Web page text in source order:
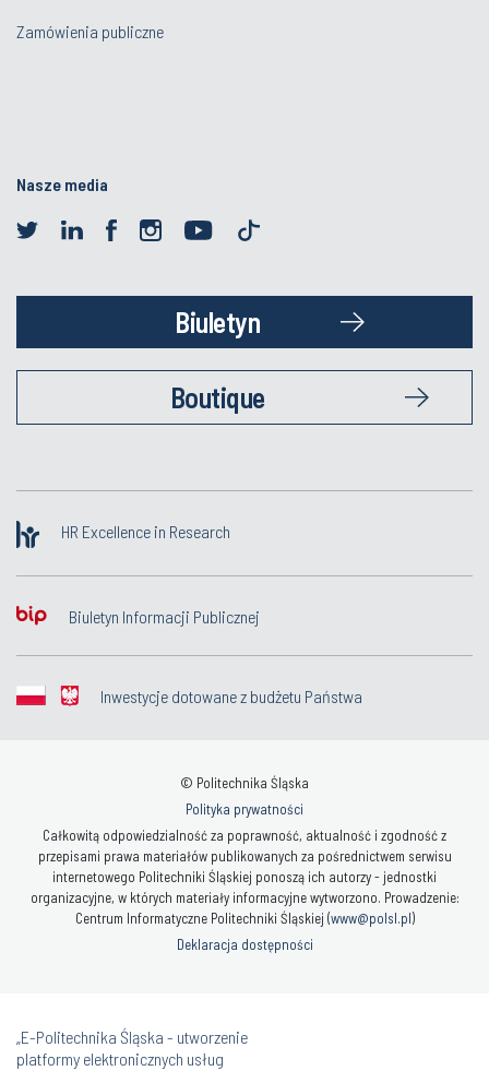
Zamówienia publiczne
Nasze media
Biuletyn
Boutique
HR Excellence in Research
Biuletyn Informacji Publicznej
Inwestycje dotowane z budżetu Państwa
© Politechnika Śląska
Polityka prywatności
Całkowitą odpowiedzialność za poprawność, aktualność i zgodność z
przepisami prawa materiałów publikowanych za pośrednictwem serwisu
internetowego Politechniki Śląskiej ponoszą ich autorzy - jednostki
organizacyjne, w których materiały informacyjne wytworzono. Prowadzenie:
Centrum Informatyczne Politechniki Śląskiej (www@polsl.pl)
Deklaracja dostępności
„E-Politechnika Śląska - utworzenie
platformy elektronicznych usług